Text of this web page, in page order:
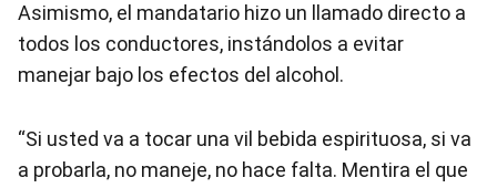
Asimismo, el mandatario hizo un llamado directo a
todos los conductores, instándolos a evitar
manejar bajo los efectos del alcohol.
“Si usted va a tocar una vil bebida espirituosa, si va
a probarla, no maneje, no hace falta. Mentira el que